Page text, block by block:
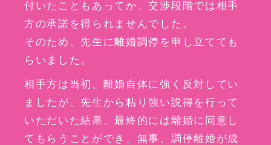
付いたこともあってか、交渉段階では相手
方の承諾を得られませんでした。
そのため、先生に離婚調停を申し立てても
らいました。
相手方は当初、離婚自体に強く反対してい
ましたが、先生から粘り強い説得を行って
いただいた結果、最終的には離婚に同意し
てもらうことができ、無事、調停離婚が成